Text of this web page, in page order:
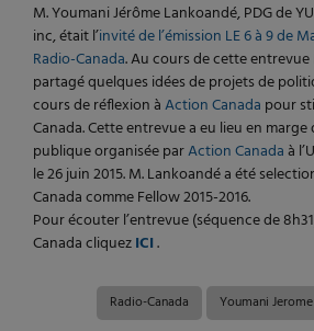
M. Youmani Jérôme Lankoandé, PDG de
inc, était l’invité de l’émission LE 6 à 9 de
Radio-Canada. Au cours de cette entrevue
partagé quelques idées de projets de
cours de réflexion àAction Canada pour
Canada. Cette entrevue a eu lieu en marge
publique organisée parAction Canadaà
le 26 juin 2015. M. Lankoandé a été
Canada comme Fellow 2015-2016.
Pour écouter l’entrevue (séquence de
Canada cliquezICI.
Radio-Canada Youmani